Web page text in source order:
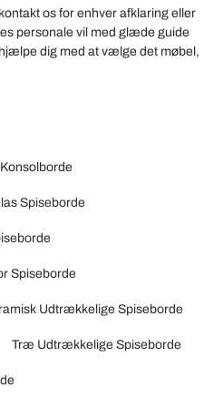
os for enhver afklaring eller
personale vil med glæde guide
dig med at vælge det møbel,
Spiseborde
Spiseborde
Udtrækkelige Spiseborde
Træ Udtrækkelige Spiseborde